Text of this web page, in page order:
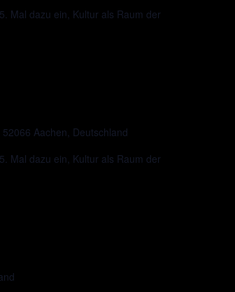
Mal dazu ein, Kultur als Raum der
Aachen, Deutschland
Mal dazu ein, Kultur als Raum der